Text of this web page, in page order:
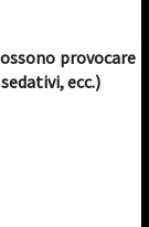
provocare
ecc.)